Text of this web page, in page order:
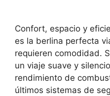
Confort, espacio y
es la berlina perfecta
requieren comodidad.
un viaje suave y
rendimiento de
últimos sistemas de